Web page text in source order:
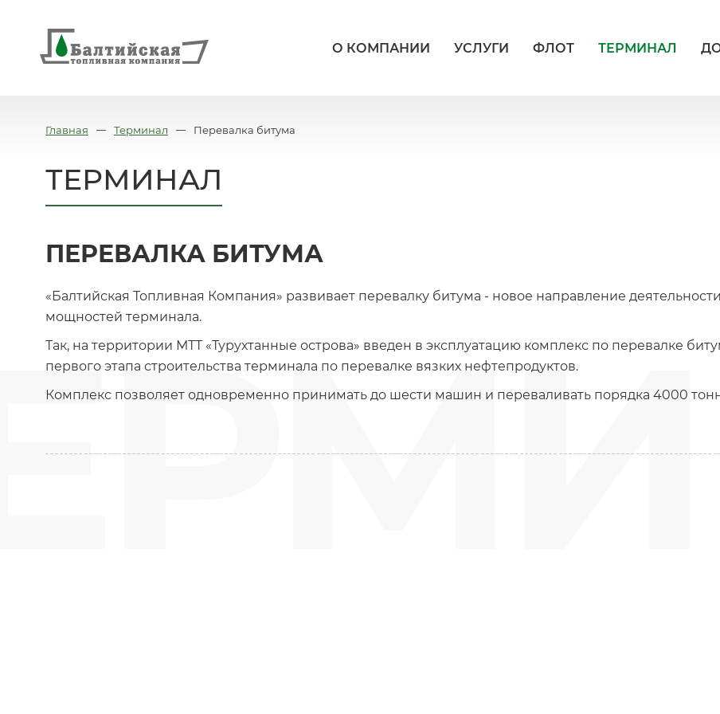
О КОМПАНИИ УСЛУГИ ФЛОТ ТЕРМИНАЛ
Главная Терминал Перевалка битума
ТЕРМИНАЛ
ПЕРЕВАЛКА БИТУМА
«Балтийская Топливная Компания» развивает перевалку битума - новое направление
мощностей терминала.
Так, на территории МТТ «Турухтанные острова» введен в эксплуатацию комплекс по перевалке
первого этапа строительства терминала по перевалке вязких нефтепродуктов.
Комплекс позволяет одновременно принимать до шести машин и переваливать порядка 4000